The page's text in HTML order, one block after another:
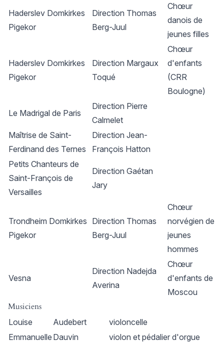
Haderslev Domkirkes
Pigekor
Direction Thomas
Berg-Juul
Chœur
danois de
jeunes filles
Haderslev Domkirkes
Pigekor
Direction Margaux
Toqué
Chœur
d'enfants
(CRR
Boulogne)
Le Madrigal de Paris
Direction Pierre
Calmelet
Maîtrise de Saint-
Ferdinand des Ternes
Direction Jean-
François Hatton
Petits Chanteurs de
Saint-François de
Versailles
Direction Gaétan
Jary
Trondheim Domkirkes
Pigekor
Direction Thomas
Berg-Juul
Chœur
norvégien de
jeunes
hommes
Vesna
Direction Nadejda
Averina
Chœur
d'enfants de
Moscou
Musiciens
Louise Audebert
violoncelle
Emmanuelle Dauvin
violon et pédalier d'orgue